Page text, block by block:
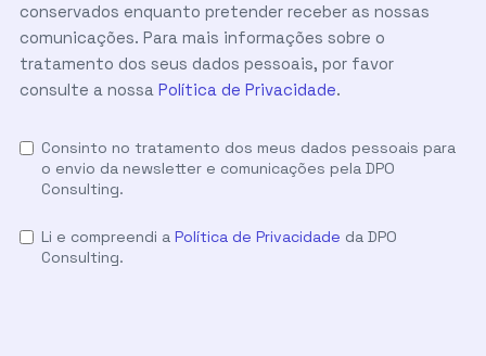
conservados enquanto pretender receber as nossas
comunicações. Para mais informações sobre o
tratamento dos seus dados pessoais, por favor
consulte a nossa Política de Privacidade.
Consinto no tratamento dos meus dados pessoais para
o envio da newsletter e comunicações pela DPO
Consulting.
Li e compreendi a Política de Privacidade da DPO
Consulting.